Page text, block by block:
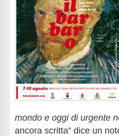
mondo e oggi di urgente
ancora scritta” dice un